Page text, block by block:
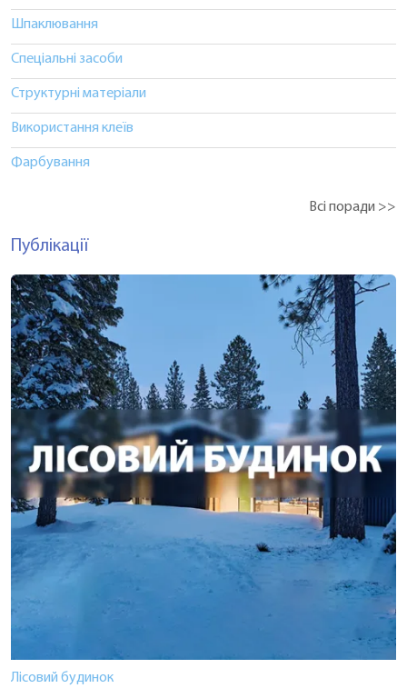
Шпаклювання
Спеціальні засоби
Структурні матеріали
Використання клеїв
Фарбування
Всі поради >>
Публікації
Лісовий будинок